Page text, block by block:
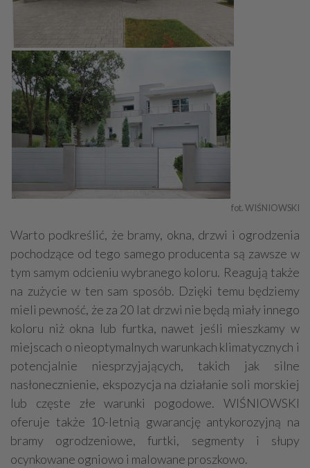
fot. WIŚNIOWSKI
Warto podkreślić, że bramy, okna, drzwi i ogrodzenia
pochodzące od tego samego producenta są zawsze w
tym samym odcieniu wybranego koloru. Reagują także
na zużycie w ten sam sposób. Dzięki temu będziemy
mieli pewność, że za 20 lat drzwi nie będą miały innego
koloru niż okna lub furtka, nawet jeśli mieszkamy w
miejscach o nieoptymalnych warunkach klimatycznych i
potencjalnie niesprzyjających, takich jak silne
nasłonecznienie, ekspozycja na działanie soli morskiej
lub częste złe warunki pogodowe. WIŚNIOWSKI
oferuje także 10-letnią gwarancję antykorozyjną na
bramy ogrodzeniowe, furtki, segmenty i słupy
ocynkowane ogniowo i malowane proszkowo.